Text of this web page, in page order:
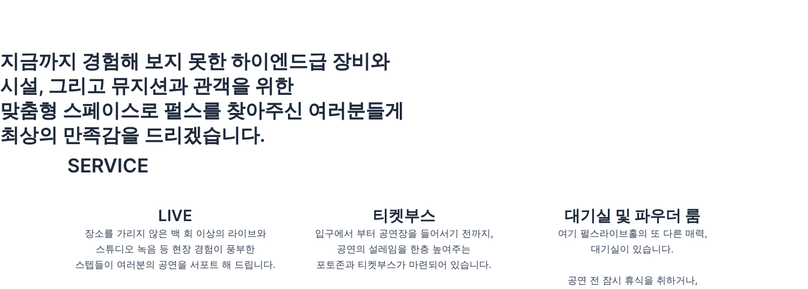
지금까지 경험해 보지 못한 하이엔드급 장비와
시설, 그리고 뮤지션과 관객을 위한
맞춤형 스페이스로 펄스를 찾아주신 여러분들게
최상의 만족감을 드리겠습니다.
SERVICE
LIVE
장소를 가리지 않은 백 회 이상의 라이브와
스튜디오 녹음 등 현장 경험이 풍부한
스텝들이 여러분의 공연을 서포트 해 드립니다.
티켓부스
입구에서 부터 공연장을 들어서기 전까지,
공연의 설레임을 한층 높여주는
포토존과 티켓부스가 마련되어 있습니다.
대기실 및 파우더 룸
여기 펄스라이브홀의 또 다른 매력,
대기실이 있습니다.
공연 전 잠시 휴식을 취하거나,